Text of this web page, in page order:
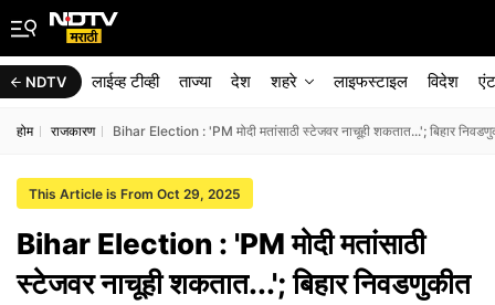
NDTV लाईव्ह टीव्ही ताज्या देश शहरे लाइफस्टाइल विदेश
होम राजकारण Bihar Election : 'PM मोदी मतांसाठी स्टेजवर नाचूही शकतात...'; बिहार
This Article is From Oct 29, 2025
Bihar Election : 'PM मोदी मतांसाठी
स्टेजवर नाचूही शकतात...'; बिहार निवडणुकीत